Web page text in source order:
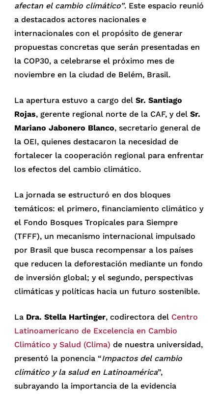
afectan el cambio climático”. Este espacio reunió
a destacados actores nacionales e
internacionales con el propósito de generar
propuestas concretas que serán presentadas en
la COP30, a celebrarse el próximo mes de
noviembre en la ciudad de Belém, Brasil.
La apertura estuvo a cargo delSr. Santiago
Rojas, gerente regional norte de la CAF, y delSr.
Mariano Jabonero Blanco, secretario general de
la OEI, quienes destacaron la necesidad de
fortalecer la cooperación regional para enfrentar
los efectos del cambio climático.
La jornada se estructuró en dos bloques
temáticos: el primero, financiamiento climático y
el Fondo Bosques Tropicales para Siempre
(TFFF), un mecanismo internacional impulsado
por Brasil que busca recompensar a los países
que reducen la deforestación mediante un fondo
de inversión global; y el segundo, perspectivas
climáticas y políticas hacia un futuro sostenible.
La Dra. Stella Hartinger, codirectora del Centro
Latinoamericano de Excelencia en Cambio
Climático y Salud (Clima) de nuestra universidad,
presentó la ponencia “Impactos del cambio
climático y la salud en Latinoamérica”,
subrayando la importancia de la evidencia